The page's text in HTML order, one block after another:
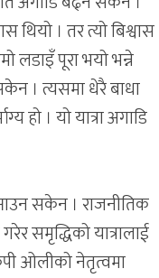
थियो । तर त्यो बिश्वास
लडाइँ पूरा भयो भन्ने
। त्यसमा धेरै बाधा
। यो यात्रा अगाडि
सकेन । राजनीतिक
समृद्धिको यात्रालाई
ओलीको नेतृत्वमा